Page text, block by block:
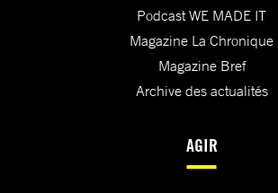
Podcast WE MADE IT
Magazine La Chronique
Magazine Bref
Archive des actualités
AGIR